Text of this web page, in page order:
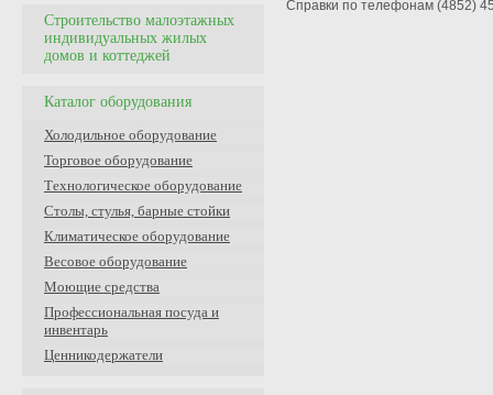
Строительство малоэтажных
индивидуальных жилых
домов и коттеджей
Каталог оборудования
Холодильное оборудование
Торговое оборудование
Технологическое оборудование
Столы, стулья, барные стойки
Климатическое оборудование
Весовое оборудование
Моющие средства
Профессиональная посуда и
инвентарь
Ценникодержатели
Справки по телефонам (4852)